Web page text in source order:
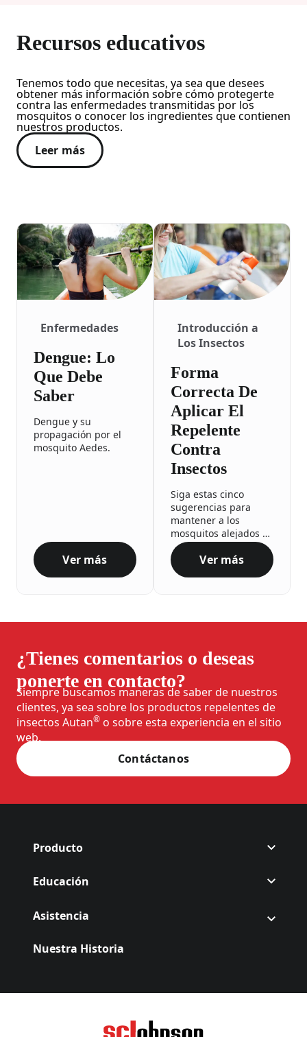
Recursos educativos
Tenemos todo que necesitas, ya sea que desees
obtener más información sobre cómo protegerte
contra las enfermedades transmitidas por los
mosquitos o conocer los ingredientes que contienen
nuestros productos.
Leer más
Enfermedades
Dengue: Lo
Que Debe
Saber
Dengue y su
propagación por el
mosquito Aedes.
Dengue: Lo Que Debe Saber
Ver más
Introducción a
Los Insectos
Forma
Correcta De
Aplicar El
Repelente
Contra
Insectos
Siga estas cinco
sugerencias para
mantener a los
mosquitos alejados y
seguir el ritmo.
Forma Correcta
Ver más
¿Tienes comentarios o deseas
ponerte en contacto?
Siempre buscamos maneras de saber de nuestros
clientes, ya sea sobre los productos repelentes de
insectos Autan® o sobre esta experiencia en el sitio
web.
Contáctanos
Producto
Educación
Asistencia
Nuestra Historia